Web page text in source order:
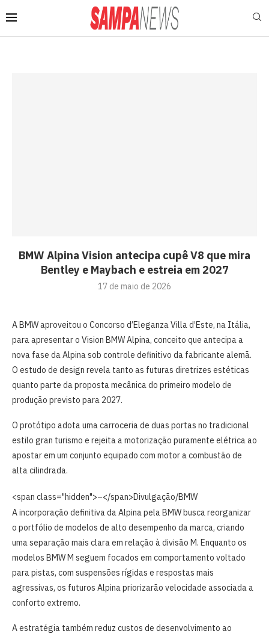
BMW Alpina Vision antecipa cupê V8 que mira
Bentley e Maybach e estreia em 2027
17 de maio de 2026
A BMW aproveitou o Concorso d’Eleganza Villa d’Este, na Itália,
para apresentar o Vision BMW Alpina, conceito que antecipa a
nova fase da Alpina sob controle definitivo da fabricante alemã.
O estudo de design revela tanto as futuras diretrizes estéticas
quanto parte da proposta mecânica do primeiro modelo de
produção previsto para 2027.
O protótipo adota uma carroceria de duas portas no tradicional
estilo gran turismo e rejeita a motorização puramente elétrica ao
apostar em um conjunto equipado com motor a combustão de
alta cilindrada.
<span class="hidden">–</span>Divulgação/BMW
A incorporação definitiva da Alpina pela BMW busca reorganizar
o portfólio de modelos de alto desempenho da marca, criando
uma separação mais clara em relação à divisão M. Enquanto os
modelos BMW M seguem focados em comportamento voltado
para pistas, com suspensões rígidas e respostas mais
agressivas, os futuros Alpina priorizarão velocidade associada a
conforto extremo.
A estratégia também reduz custos de desenvolvimento ao